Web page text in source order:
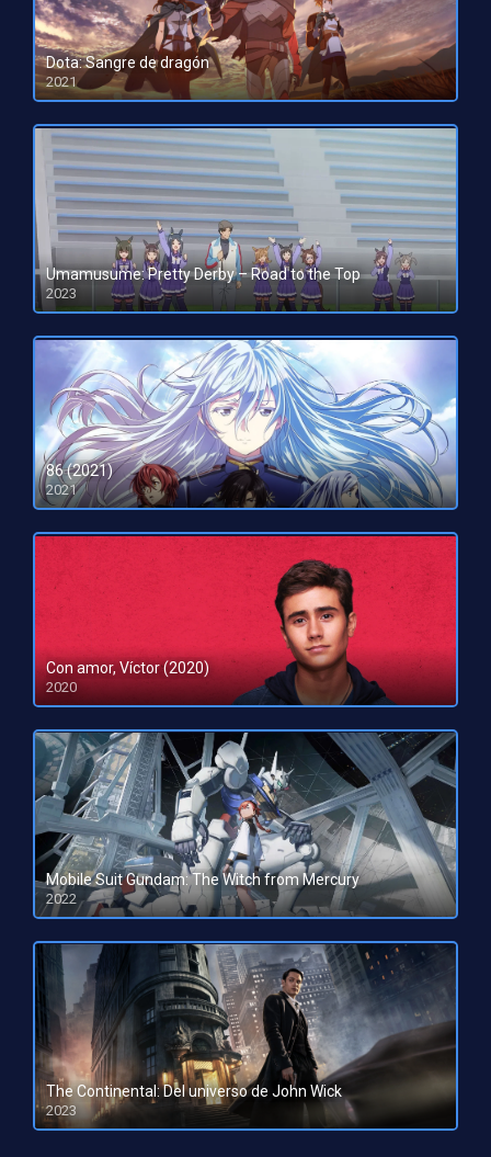
Dota: Sangre de dragón
2021
HD 1080pHD 720p
Umamusume: Pretty Derby – Road to the Top
2023
HD 1080pHD 720p
86 (2021)
2021
Con amor, Víctor (2020)
2020
Mobile Suit Gundam: The Witch from Mercury
2022
HD 1080pHD 720p
The Continental: Del universo de John Wick
2023
HD 1080pHD 720p